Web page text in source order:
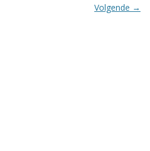
Volgende →